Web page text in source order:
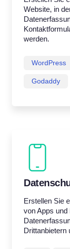
Website, in
werden.
WordPress
Godaddy
Erstellen Sie
von Apps und
Drittanbietern